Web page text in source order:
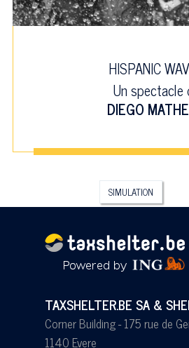
HISPANIC
Un spectacle
DIEGO
SIMULATION
TAXSHELTER.BE SA &
Corner Building - 175 rue de
1140 Evere